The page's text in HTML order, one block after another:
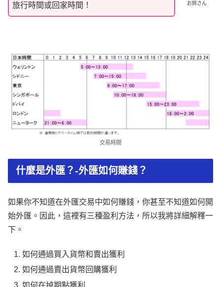
お姉さん
旅行時間或回家時間！
交易時間
什麼是外匯？-外匯如何賺錢？
如果你不知道在外匯交易中如何賺錢，你甚至不知道如何開
始外匯。因此，這裡有三種盈利方法，所以我將詳細解釋一
下。
如何通過買入貨幣和賣出獲利
如何通過賣出貨幣回購獲利
如何在掉期點獲利